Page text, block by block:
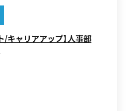
/キャリアアップ】人事部